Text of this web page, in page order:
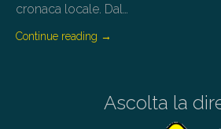
cronaca locale. Dal…
Continue reading →
Ascolta la